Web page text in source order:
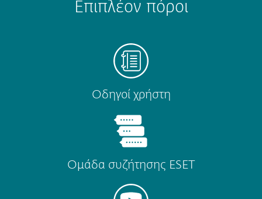
Επιπλέον πόροι
Οδηγοί χρήστη
Ομάδα συζήτησης ESET